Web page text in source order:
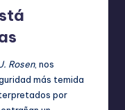
Rosen, nos
más temida
por